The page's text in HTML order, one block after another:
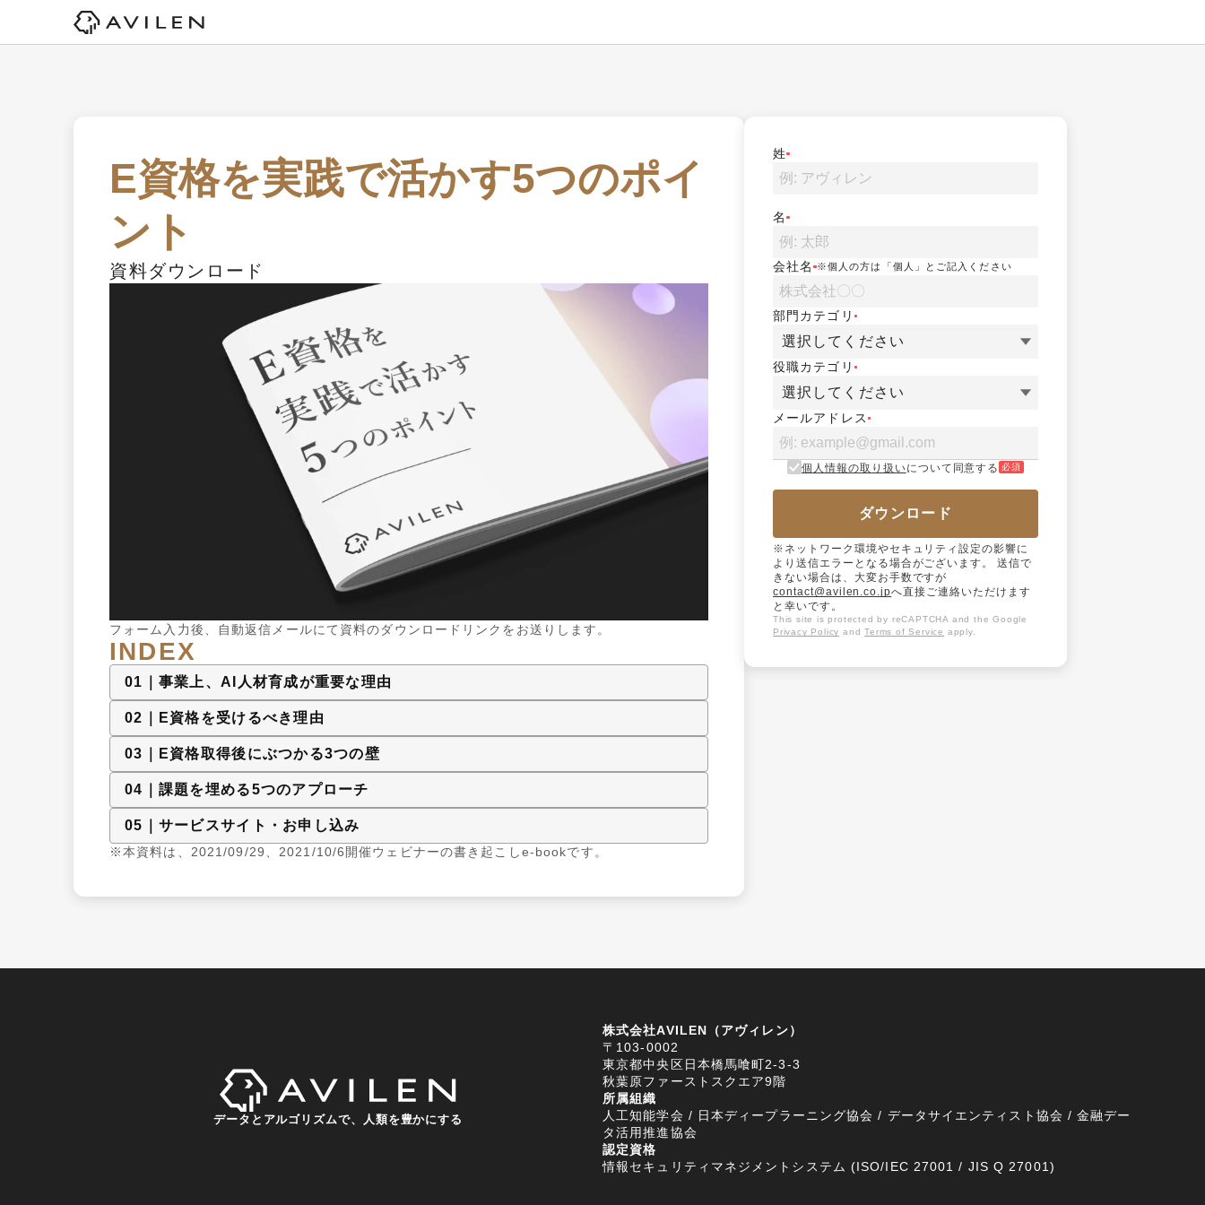
E資格を実践で活かす5つのポイ
ント
資料ダウンロード
フォーム入力後、自動返信メールにて資料のダウンロードリンクをお送りします。
INDEX
01 事業上、AI人材育成が重要な理由
02 E資格を受けるべき理由
03 E資格取得後にぶつかる3つの壁
04 課題を埋める5つのアプローチ
05 サービスサイト・お申し込み
※本資料は、2021/09/29、2021/10/6開催ウェビナーの書き起こしe-bookです。
姓
名
会社名 ※個人の方は「個人」とご記入ください
部門カテゴリ
選択してください
役職カテゴリ
選択してください
メールアドレス
個人情報の取り扱いについて同意する 必須
ダウンロード
※ネットワーク環境やセキュリティ設定の影響に
より送信エラーとなる場合がございます。 送信で
きない場合は、大変お手数ですが
contact@avilen.co.jpへ直接ご連絡いただけます
と幸いです。
This site is protected by reCAPTCHA and the Google
Privacy Policy and Terms of Service apply.
データとアルゴリズムで、人類を豊かにする
株式会社AVILEN（アヴィレン）
〒103-0002
東京都中央区日本橋馬喰町2-3-3
秋葉原ファーストスクエア9階
所属組織
人工知能学会 / 日本ディープラーニング協会 / データサイエンティスト協会 / 金融デー
タ活用推進協会
認定資格
情報セキュリティマネジメントシステム (ISO/IEC 27001 / JIS Q 27001)